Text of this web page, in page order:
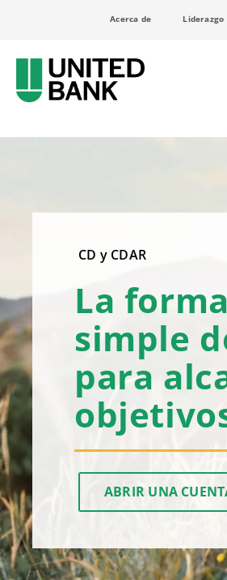
Acerca de Liderazgo
CD y CDAR
La
simple
para
ABRIR UNA